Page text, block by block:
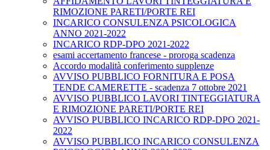
RIMOZIONE PARETI/PORTE REI
INCARICO CONSULENZA PSICOLOGICA
ANNO 2021-2022
INCARICO RDP-DPO 2021-2022
esami accertamento francese - proroga scadenza
Accordo modalità conferimento supplenze
AVVISO PUBBLICO FORNITURA E POSA
TENDE CAMERETTE - scadenza 7 ottobre 2021
AVVISO PUBBLICO LAVORI TINTEGGIATURA
E RIMOZIONE PARETI/PORTE REI
AVVISO PUBBLICO INCARICO RDP-DPO 2021-
2022
AVVISO PUBBLICO INCARICO CONSULENZA